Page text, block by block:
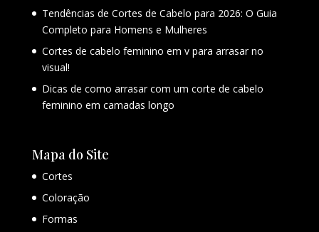
Tendências de Cortes de Cabelo para 2026: O Guia
Completo para Homens e Mulheres
Cortes de cabelo feminino em v para arrasar no
visual!
Dicas de como arrasar com um corte de cabelo
feminino em camadas longo
Mapa do Site
Cortes
Coloração
Formas